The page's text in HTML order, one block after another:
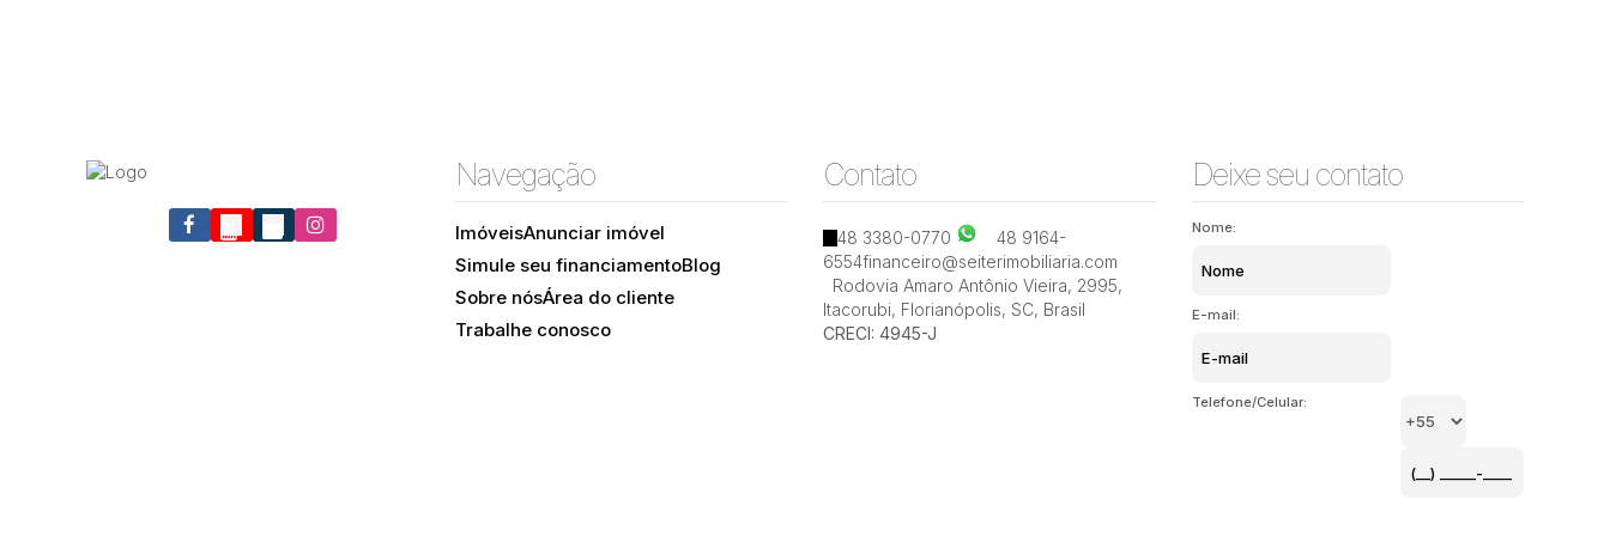
Itacorubi, Florianópolis, Santa Catarina, Brasil Itacorubi, Florianópolis, Santa Catarina, Brasil Itacorubi, Florianópolis, Santa Catarina, Brasil
Navegação
ImóveisAnunciar imóvel
Simule seu financiamentoBlog
Sobre nósÁrea do cliente
Trabalhe conosco
Contato
48 3380-0770
48 9164-
6554financeiro@seiterimobiliaria.com
Rodovia Amaro Antônio Vieira, 2995,
Itacorubi, Florianópolis, SC, Brasil
CRECI: 4945-J
Deixe seu contato
Nome:
E-mail:
Telefone/Celular: